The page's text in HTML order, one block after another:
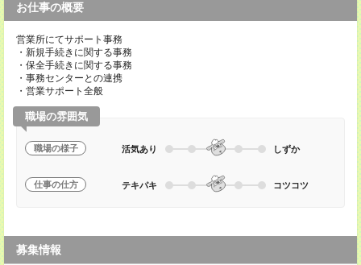
お仕事の概要
営業所にてサポート事務
・新規手続きに関する事務
・保全手続きに関する事務
・事務センターとの連携
・営業サポート全般
職場の雰囲気
職場の様子 活気あり しずか
仕事の仕方 テキパキ コツコツ
募集情報